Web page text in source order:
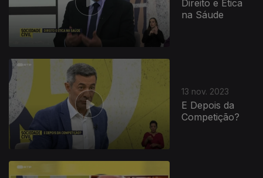
Direito e Ética
na Sáude
13 nov. 2023
E Depois da
Competição?